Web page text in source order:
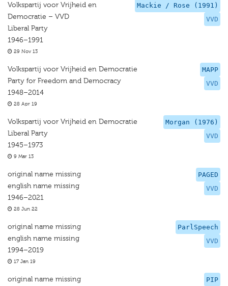
Mackie / Rose (1991)
VVD
Volkspartij voor Vrijheid en
Democratie – VVD
Liberal Party
1946–1991
29 Nov 13
MAPP
VVD
Volkspartij voor Vrijheid en Democratie
Party for Freedom and Democracy
1948–2014
28 Apr 19
Morgan (1976)
VVD
Volkspartij voor Vrijheid en Democratie
Liberal Party
1945–1973
9 Mar 13
PAGED
VVD
original name missing
english name missing
1946–2021
28 Jun 22
ParlSpeech
VVD
original name missing
english name missing
1994–2019
17 Jan 19
PIP
original name missing